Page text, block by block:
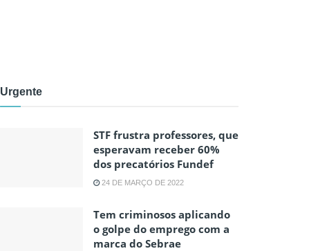
Urgente
STF frustra professores, que
esperavam receber 60%
dos precatórios Fundef
24 DE MARÇO DE 2022
Tem criminosos aplicando
o golpe do emprego com a
marca do Sebrae